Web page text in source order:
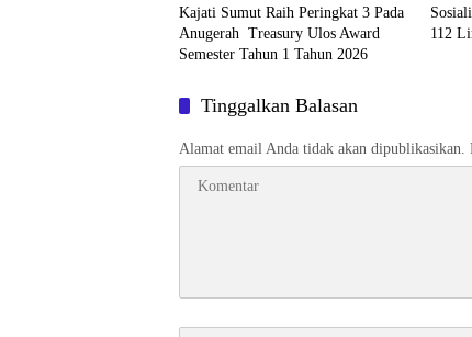
Kajati Sumut Raih Peringkat 3 Pada
Anugerah Treasury Ulos Award
Semester Tahun 1 Tahun 2026
112
Tinggalkan Balasan
Alamat email Anda tidak akan dipublikasikan.